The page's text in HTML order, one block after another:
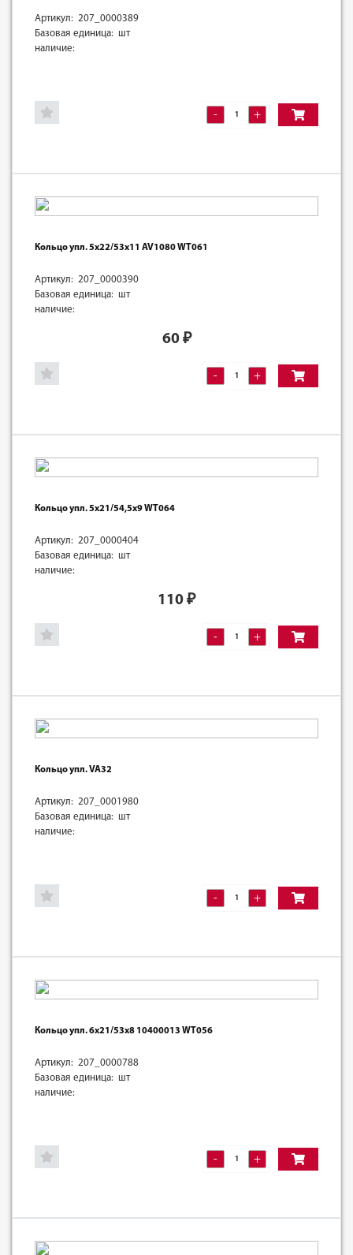
Артикул: 207_0000389
Базовая единица: шт
наличие:
- +
Кольцо упл. 5х22/53х11 AV1080 WT061
Артикул: 207_0000390
Базовая единица: шт
наличие:
60₽
- +
Кольцо упл. 5х21/54,5х9 WT064
Артикул: 207_0000404
Базовая единица: шт
наличие:
110 ₽
- +
Кольцо упл. VA32
Артикул: 207_0001980
Базовая единица: шт
наличие:
- +
Кольцо упл. 6х21/53х8 10400013 WT056
Артикул: 207_0000788
Базовая единица: шт
наличие:
- +